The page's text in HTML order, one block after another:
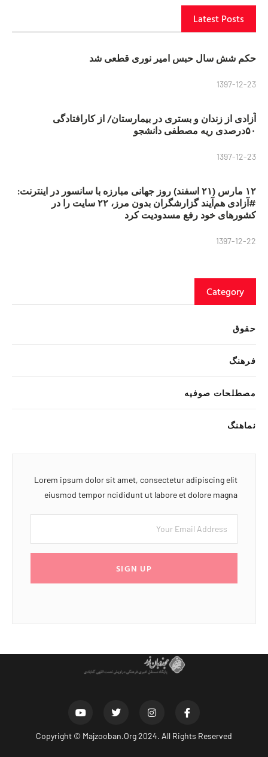
Latest Posts
حکم شش سال حبس امیر نوری قطعی شد
1397-12-23
آزادی از زندان و بستری در بیمارستان/ از کارافتادگی
۵۰درصدی ریه مصطفی دانشجو
1397-12-23
۱۲ مارس (۲۱ اسفند) روز جهانی مبارزه با سانسور در اینترنت:
#آزادی هم‌آیند گزارشگران‌ بدون مرز، ۲۲ سایت را در
کشورهای خود رفع مسدودیت کرد
1397-12-22
Category
حقوق
فرهنگ
مصطلحات صوفیه
نماهنگ
Lorem ipsum dolor sit amet, consectetur adipiscing elit
eiusmod tempor ncididunt ut labore et dolore magna
SIGN UP
Copyright © Majzooban.Org2024. All Rights Reserved